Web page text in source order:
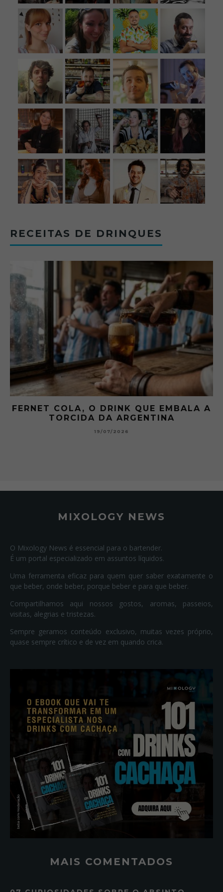
RECEITAS DE DRINQUES
FERNET COLA, O DRINK QUE EMBALA A
TORCIDA DA ARGENTINA
19/07/2026
MIXOLOGY NEWS
O Mixology News é essencial para o bartender.
É um portal especializado em assuntos líquidos.
Uma ferramenta eficaz para quem quer saber exatamente o
que beber, onde beber, porque beber e para que beber.
Compartilhamos aqui nossos gostos, aromas, passeios,
visitas, alegrias e tristezas.
Sempre geramos conteúdo exclusivo, muitas vezes próprio,
quase sempre crítico e de vez em quando crica.
MAIS COMENTADOS